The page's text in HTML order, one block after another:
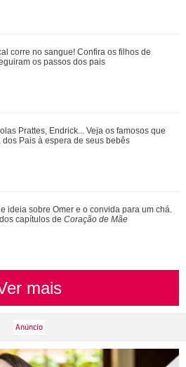
desabafo em show sobre decisão de
Não foi uma reação...
David Duchovny, Annabeth Gish... Saiba
de Arquivo X h...
e série... Relembre os papéis marcantes da
Marquezine
corre no sangue! Confira os filhos de
os passos dos pais
Prattes, Endrick... Veja os famosos que
Pais à espera de seus bebês
ideia sobre Omer e o convida para um chá.
capítulos de Coração de Mãe
mais